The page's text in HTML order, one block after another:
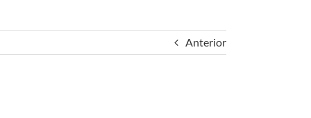
Anterior